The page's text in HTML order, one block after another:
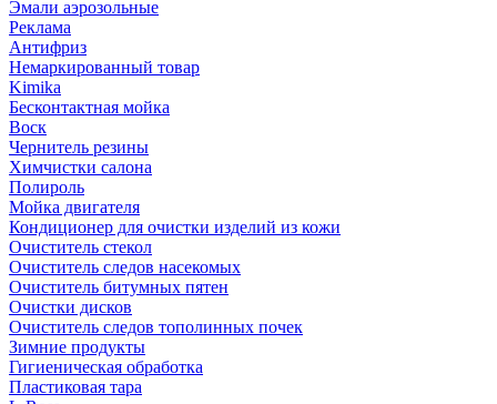
Эмали аэрозольные
Реклама
Антифриз
Немаркированный товар
Kimika
Бесконтактная мойка
Воск
Чернитель резины
Химчистки салона
Полироль
Мойка двигателя
Кондиционер для очистки изделий из кожи
Очиститель стекол
Очиститель следов насекомых
Очиститель битумных пятен
Очистки дисков
Очиститель следов тополинных почек
Зимние продукты
Гигиеническая обработка
Пластиковая тара